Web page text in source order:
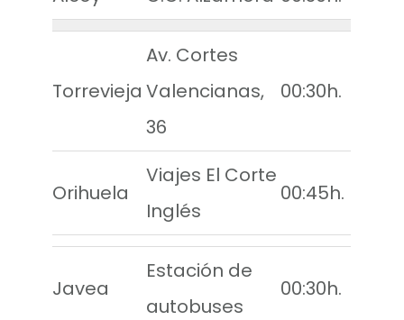
Torrevieja
Av. Cortes
Valencianas,
36
00:30h.
Orihuela
Viajes El Corte
Inglés
00:45h.
Javea
Estación de
autobuses
00:30h.